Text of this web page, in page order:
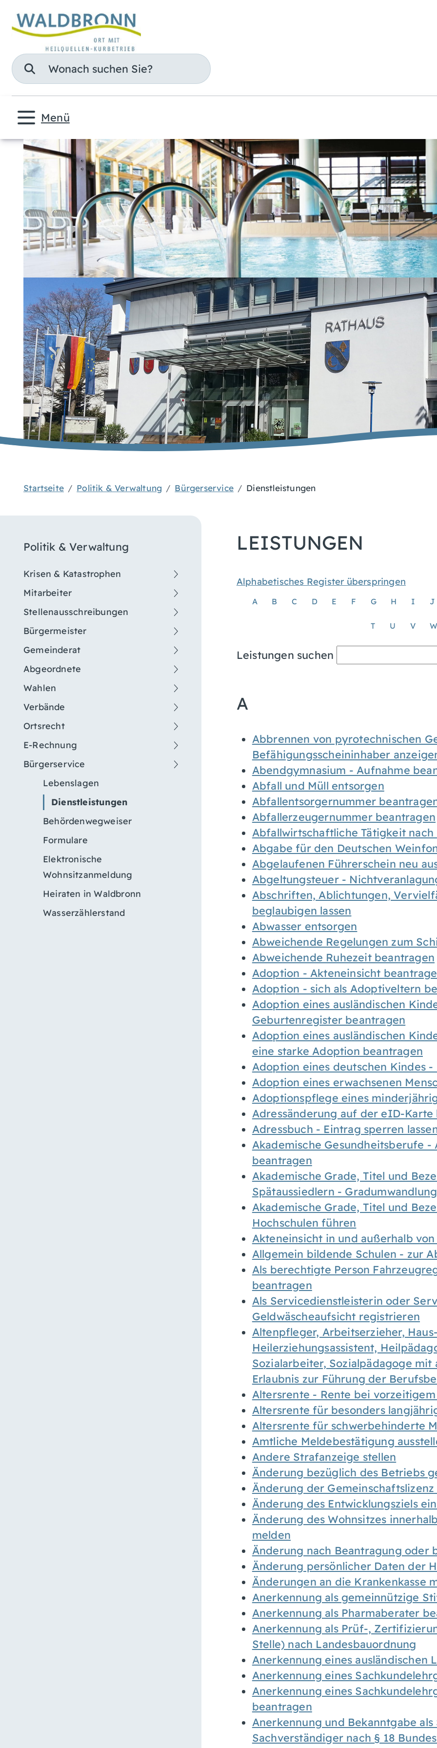
Suche
Menü
Startseite Politik & Verwaltung Bürgerservice Dienstleistungen
Politik & Verwaltung
Krisen & Katastrophen
Mitarbeiter
Stellenausschreibungen
Bürgermeister
Gemeinderat
Abgeordnete
Wahlen
Verbände
Ortsrecht
E-Rechnung
Bürgerservice
Lebenslagen
Dienstleistungen
Behördenwegweiser
Formulare
Elektronische
Wohnsitzanmeldung
Heiraten in Waldbronn
Wasserzählerstand
LEISTUNGEN
Alphabetisches Register überspringen
A B C D E F G H I J
T U V W
Leistungen suchen
A
Abbrennen von pyrotechnischen
Befähigungsscheininhaber
Abendgymnasium - Aufnahme
Abfall und Müll entsorgen
Abfallentsorgernummer
Abfallerzeugernummer beantragen
Abfallwirtschaftliche Tätigkeit
Abgabe für den Deutschen
Abgelaufenen Führerschein neu
Abgeltungsteuer -
Abschriften, Ablichtungen,
beglaubigen lassen
Abwasser entsorgen
Abweichende Regelungen zum
Abweichende Ruhezeit beantragen
Adoption - Akteneinsicht
Adoption - sich als Adoptiveltern
Adoption eines ausländischen
Geburtenregister beantragen
Adoption eines ausländischen
eine starke Adoption beantragen
Adoption eines deutschen Kindes
Adoption eines erwachsenen
Adoptionspflege eines
Adressänderung auf der eID-Karte
Adressbuch - Eintrag sperren
Akademische Gesundheitsberufe
beantragen
Akademische Grade, Titel und
Spätaussiedlern -
Akademische Grade, Titel und
Hochschulen führen
Akteneinsicht in und außerhalb
Allgemein bildende Schulen - zur
Als berechtigte Person
beantragen
Als Servicedienstleisterin oder
Geldwäscheaufsicht registrieren
Altenpfleger, Arbeitserzieher,
Heilerziehungsassistent,
Sozialarbeiter, Sozialpädagoge
Erlaubnis zur Führung der
Altersrente - Rente bei
Altersrente für besonders
Altersrente für schwerbehinderte
Amtliche Meldebestätigung
Andere Strafanzeige stellen
Änderung bezüglich des Betriebs
Änderung der
Änderung des Entwicklungsziels
Änderung des Wohnsitzes
melden
Änderung nach Beantragung oder
Änderung persönlicher Daten der
Änderungen an die Krankenkasse
Anerkennung als gemeinnützige
Anerkennung als Pharmaberater
Anerkennung als Prüf-,
Stelle) nach Landesbauordnung
Anerkennung eines ausländischen
Anerkennung eines
Anerkennung eines
beantragen
Anerkennung und Bekanntgabe
Sachverständiger nach § 18